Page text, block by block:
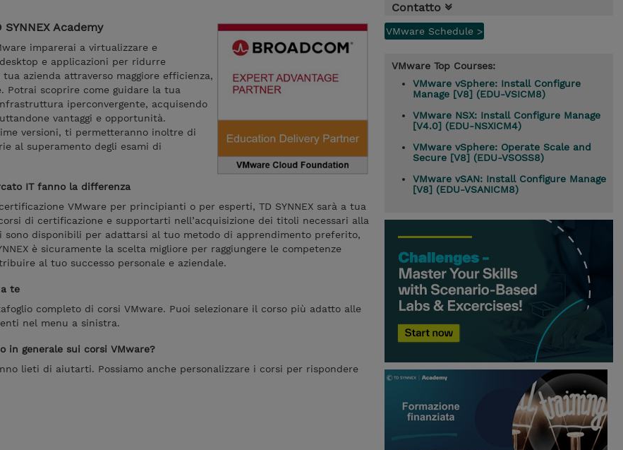
Academy
imparerai a virtualizzare e
e applicazioni per ridurre
azienda attraverso maggiore efficienza,
Potrai scoprire come guidare la tua
iperconvergente, acquisendo
vantaggi e opportunità.
versioni, ti permetteranno inoltre di
al superamento degli esami di
IT fanno la differenza
VMware per principianti o per esperti, TD SYNNEX sarà a tua
di certificazione e supportarti nell’acquisizione dei titoli necessari alla
sono disponibili per adattarsi al tuo metodo di apprendimento preferito,
è sicuramente la scelta migliore per raggiungere le competenze
al tuo successo personale e aziendale.
te
completo di corsi VMware. Puoi selezionare il corso più adatto alle
nel menu a sinistra.
in generale sui corsi VMware?
lieti di aiutarti. Possiamo anche personalizzare i corsi per rispondere
Contatto
VMware Schedule >
VMware Top Courses:
VMware vSphere: Install Configure
Manage [V8] (EDU-VSICM8)
VMware NSX: Install Configure Manage
[V4.0] (EDU-NSXICM4)
VMware vSphere: Operate Scale and
Secure [V8] (EDU-VSOSS8)
VMware vSAN: Install Configure Manage
[V8] (EDU-VSANICM8)